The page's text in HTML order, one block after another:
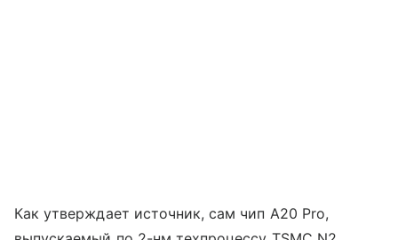
Как утверждает источник, сам чип A20 Pro,